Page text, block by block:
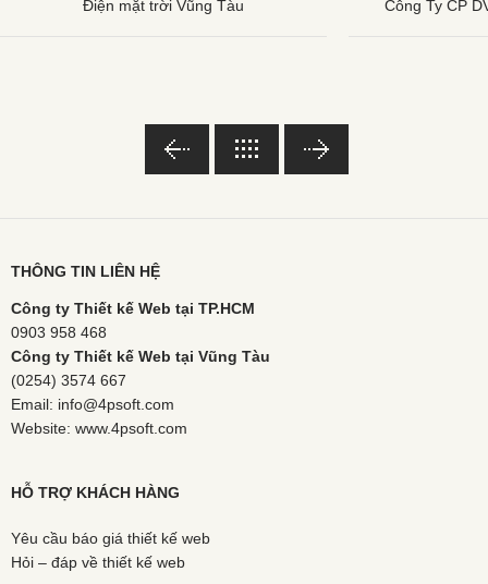
Điện mặt trời Vũng Tàu Công Ty CP
THÔNG TIN LIÊN HỆ
Công ty Thiết kế Web tại TP.HCM
0903 958 468
Công ty Thiết kế Web tại Vũng Tàu
(0254) 3574 667
Email: info@4psoft.com
Website: www.4psoft.com
HỖ TRỢ KHÁCH HÀNG
Yêu cầu báo giá thiết kế web
Hỏi – đáp về thiết kế web